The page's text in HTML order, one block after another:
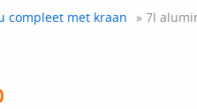
compleet met kraan » 7l